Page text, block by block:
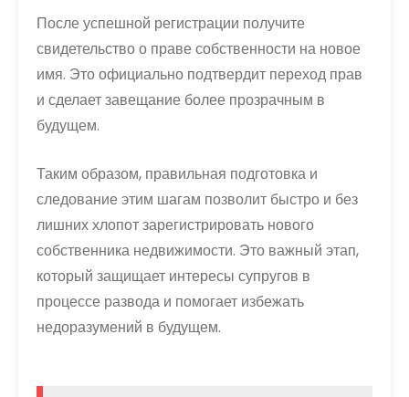
После успешной регистрации получите
свидетельство о праве собственности на новое
имя. Это официально подтвердит переход прав
и сделает завещание более прозрачным в
будущем.
Таким образом, правильная подготовка и
следование этим шагам позволит быстро и без
лишних хлопот зарегистрировать нового
собственника недвижимости. Это важный этап,
который защищает интересы супругов в
процессе развода и помогает избежать
недоразумений в будущем.